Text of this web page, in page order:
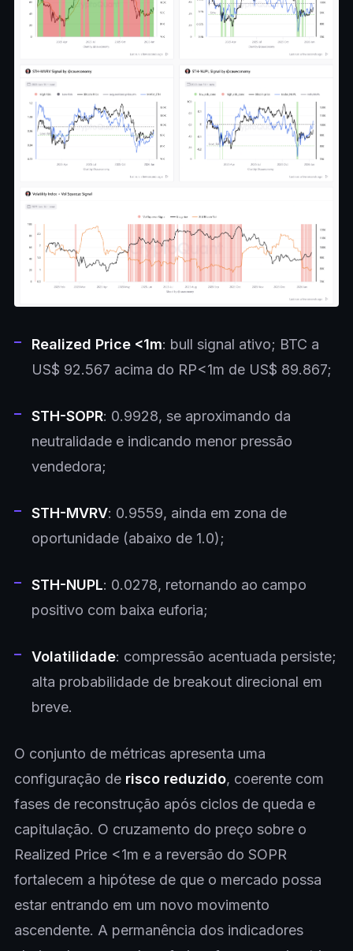
Realized Price <1m: bull signal ativo; BTC a
US$ 92.567 acima do RP<1m de US$ 89.867;
STH-SOPR: 0.9928, se aproximando da
neutralidade e indicando menor pressão
vendedora;
STH-MVRV: 0.9559, ainda em zona de
oportunidade (abaixo de 1.0);
STH-NUPL: 0.0278, retornando ao campo
positivo com baixa euforia;
Volatilidade: compressão acentuada persiste;
alta probabilidade de breakout direcional em
breve.
O conjunto de métricas apresenta uma
configuração de risco reduzido, coerente com
fases de reconstrução após ciclos de queda e
capitulação. O cruzamento do preço sobre o
Realized Price <1m e a reversão do SOPR
fortalecem a hipótese de que o mercado possa
estar entrando em um novo movimento
ascendente. A permanência dos indicadores